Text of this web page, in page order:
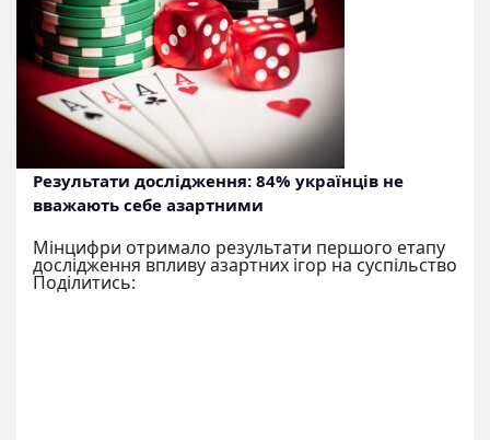
Результати дослідження: 84% українців не
вважають себе азартними
Мінцифри отримало результати першого етапу
дослідження впливу азартних ігор на суспільство
Поділитись: